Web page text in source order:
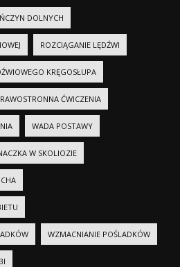
DOLNYCH
ROZCIĄGANIE LĘDŹWI
KRĘGOSŁUPA
ĆWICZENIA
WADA POSTAWY
W SKOLIOZIE
WZMACNIANIE POŚLADKÓW